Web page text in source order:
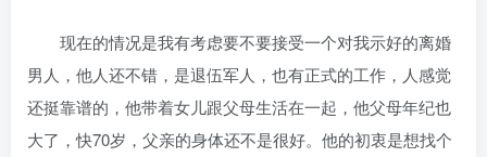
现在的情况是我有考虑要不要接受一个对我示好的离婚
男人，他人还不错，是退伍军人，也有正式的工作，人感觉
还挺靠谱的，他带着女儿跟父母生活在一起，他父母年纪也
大了，快70岁，父亲的身体还不是很好。他的初衷是想找个